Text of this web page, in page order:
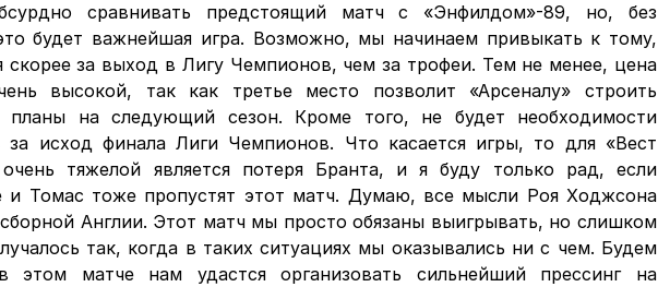
сравнивать предстоящий матч с «Энфилдом»-89, но, без
будет важнейшая игра. Возможно, мы начинаем привыкать к тому,
скорее за выход в Лигу Чемпионов, чем за трофеи. Тем не менее, цена
высокой, так как третье место позволит «Арсеналу» строить
планы на следующий сезон. Кроме того, не будет необходимости
за исход финала Лиги Чемпионов. Что касается игры, то для «Вест
тяжелой является потеря Бранта, и я буду только рад, если
и Томас тоже пропустят этот матч. Думаю, все мысли Роя Ходжсона
Англии. Этот матч мы просто обязаны выигрывать, но слишком
так, когда в таких ситуациях мы оказывались ни с чем. Будем
этом матче нам удастся организовать сильнейший прессинг на